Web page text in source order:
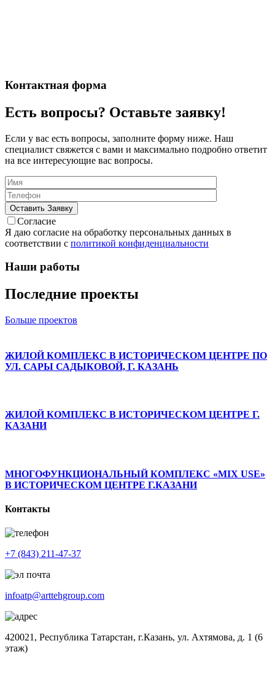
Контактная форма
Есть вопросы? Оставьте заявку!
Если у вас есть вопросы, заполните форму ниже. Наш
специалист свяжется с вами и максимально подробно ответит
на все интересующие вас вопросы.
Согласие
Я даю согласие на обработку персональных данных в
соответствии с политикой конфиденциальности
Наши работы
Последние проекты
Больше проектов
ЖИЛОЙ КОМПЛЕКС В ИСТОРИЧЕСКОМ ЦЕНТРЕ ПО
УЛ. САРЫ САДЫКОВОЙ, Г. КАЗАНЬ
ЖИЛОЙ КОМПЛЕКС В ИСТОРИЧЕСКОМ ЦЕНТРЕ Г.
КАЗАНИ
МНОГОФУНКЦИОНАЛЬНЫЙ КОМПЛЕКС «MIX USE»
В ИСТОРИЧЕСКОМ ЦЕНТРЕ Г.КАЗАНИ
Контакты
+7 (843) 211-47-37
infoatp@arttehgroup.com
420021, Республика Татарстан, г.Казань, ул. Ахтямова, д. 1 (6
этаж)